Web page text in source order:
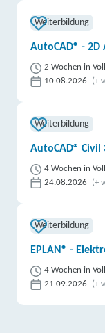
Weiterbildung
AutoCAD® -
2 Wochen in
10.08.2026
(+
Weiterbildung
AutoCAD® Civil
4 Wochen in
24.08.2026
(+
Weiterbildung
EPLAN® -
4 Wochen in
21.09.2026
(+